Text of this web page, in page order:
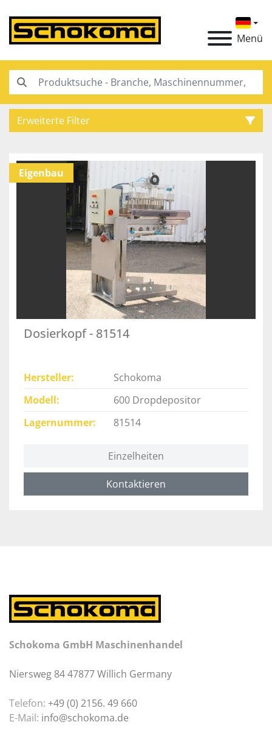
Menü
Erweiterte Filter
Eigenbau
Dosierkopf - 81514
Hersteller
Schokoma
Modell
600 Dropdepositor
Lagernummer
81514
Einzelheiten
Kontaktieren
Schokoma GmbH Maschinenhandel
Niersweg 84 47877 Willich Germany
Telefon: +49 (0) 2156. 49 660
E-Mail: info@schokoma.de